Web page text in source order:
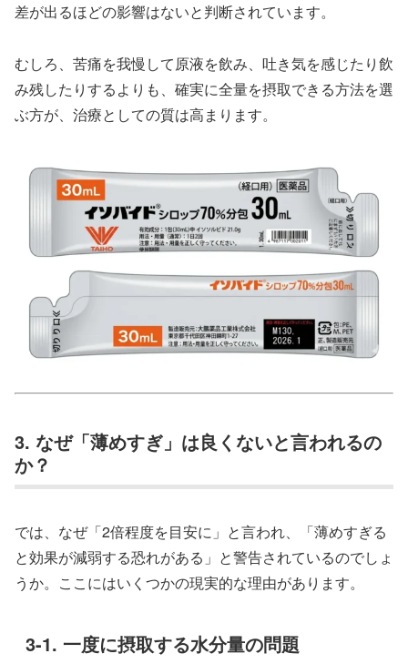
差が出るほどの影響はないと判断されています。
むしろ、苦痛を我慢して原液を飲み、吐き気を感じたり飲
み残したりするよりも、確実に全量を摂取できる方法を選
ぶ方が、治療としての質は高まります。
3. なぜ「薄めすぎ」は良くないと言われるの
か？
では、なぜ「2倍程度を目安に」と言われ、「薄めすぎる
と効果が減弱する恐れがある」と警告されているのでしょ
うか。ここにはいくつかの現実的な理由があります。
3-1. 一度に摂取する水分量の問題